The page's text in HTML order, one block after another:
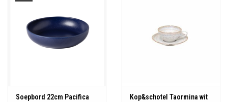
Soepbord 22cm Pacifica
Kop&schotel Taormina wit